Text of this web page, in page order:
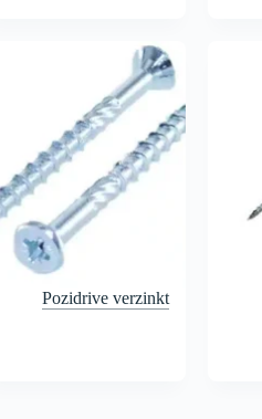
Pozidrive verzinkt